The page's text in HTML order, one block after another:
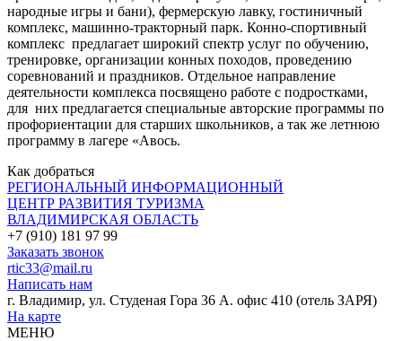
народные игры и бани), фермерскую лавку, гостиничный
комплекс, машинно-тракторный парк. Конно-спортивный
комплекс предлагает широкий спектр услуг по обучению,
тренировке, организации конных походов, проведению
соревнований и праздников. Отдельное направление
деятельности комплекса посвящено работе с подростками,
для них предлагается специальные авторские программы по
профориентации для старших школьников, а так же летнюю
программу в лагере «Авось.
Как добраться
РЕГИОНАЛЬНЫЙ ИНФОРМАЦИОННЫЙ
ЦЕНТР РАЗВИТИЯ ТУРИЗМА
ВЛАДИМИРСКАЯ ОБЛАСТЬ
+7 (910) 181 97 99
Заказать звонок
rtic33@mail.ru
Написать нам
г. Владимир, ул. Студеная Гора 36 А. офис 410 (отель ЗАРЯ)
На карте
МЕНЮ